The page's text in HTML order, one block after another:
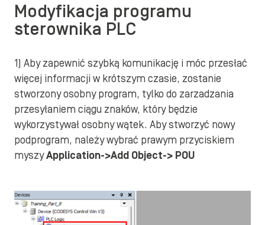
Modyfikacja programu
sterownika PLC
1) Aby zapewnić szybką komunikację i móc przesłać
więcej informacji w krótszym czasie, zostanie
stworzony osobny program, tylko do zarzadzania
przesyłaniem ciągu znaków, który będzie
wykorzystywał osobny wątek. Aby stworzyć nowy
podprogram, należy wybrać prawym przyciskiem
myszyApplication->Add Object-> POU